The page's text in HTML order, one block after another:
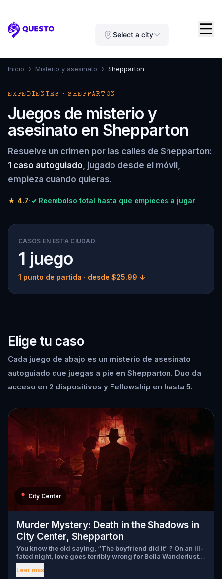
Questo Select a city
Inicio › Misterio y asesinato › Shepparton
EXPEDIENTES · SHEPPARTON
Juegos de misterio y
asesinato en Shepparton
Resuelve un crimen por las calles de Shepparton:
1 caso autoguiado, jugado desde el móvil,
empieza cuando quieras.
★ 4.7·✓ Reembolso total hasta que empieces a jugar
CASOS EN ESTA CIUDAD
1 juego
1 punto de partida · desde $25.99 ↓
Elige tu caso
Cada juego de abajo es un misterio de asesinato
autoguiado que juegas a pie en Shepparton. Duo da
acceso en 2 dispositivos y Fellowship en hasta 5.
📍 City Center
Murder Mystery: Death in the Shadows in
City Center, Shepparton
You know the old saying, “The boyfriend did it” ? On an ill-
fated night, love goes terribly wrong for Bella Wanderlust
and Walter Bridges . Bella, a famous travel blogger, was
found dead during a ghost tour led by the theatrical Percy
Leer más